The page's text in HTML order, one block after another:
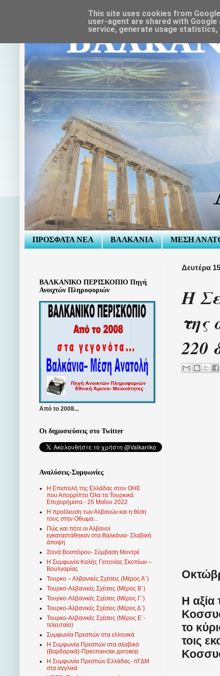
ΠΡΟΣΦΑΤΑ ΝΕΑ ΒΑΛΚΑΝΙΑ ΜΕΣΗ
Δευτέρα
Η
της
220
Η αξία
το
τοις
ΒΑΛΚΑΝΙΚΟ ΠΕΡΙΣΚΟΠΙΟ Πηγή
Ανοιχτών Πληροφοριών
Από το 2008...
Οι δημοσιεύσεις στο Twitter
Αναλύσεις-Συμφωνίες
Η Επιστολή της Ελλάδας στον ΟΗΕ
που Απορρίπτει Όλα τα Τουρκικά
Επιχειρήματα - 25 Μαΐου 2022
Η προέλευση των Αλβανών και η θέση
τους στην Οθωμα...
Πώς και πότε οι Αλβανοί
εγκαταστάθηκαν στα Βαλκάνια- Σλαβική
άποψη
Στενά Βοσπόρου- Σύμβαση Μοντρέ
Η Συμφωνία Καλής Γειτονίας Σκοπίων –
Βουλγαρίας
Τουρκο – Αλβανικές Σχέσεις (Mέρος Α΄)
Τουρκο-Αλβανικές Σχέσεις (Μέρος Β΄)
Τουρκο-Αλβανικές Σχέσεις (Μέρος Γ΄)
Τουρκο-Αλβανικές Σχέσεις (Μέρος Δ΄)
Τουρκο-Αλβανικές Σχέσεις (Μέρος Ε΄-
τελευταίο)
Συμφωνία Πρεσπών στα ελληνικά
Η Συμφωνία Πρεσπών στα σλαβικά
(Βαρδαρικά)-Преспански договор
Η Συμφωνία Πρεσπών Ελλάδας- πΓΔΜ
στα αγγλικά
This site uses cookies from
user-agent are shared with
service, generate usage statistics,